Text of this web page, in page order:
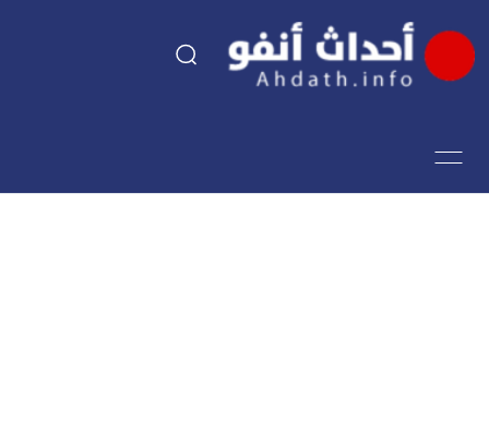
اقتصاد